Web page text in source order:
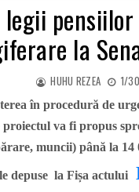
la
HUHU REZEA 1/
în procedură de
va fi propus
muncii) până la 14
depuse la Fișa actului